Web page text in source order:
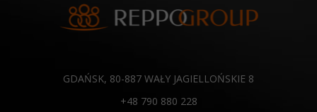
GDAŃSK, 80-887 WAŁY JAGIELLOŃSKIE 8
+48 790 880 228